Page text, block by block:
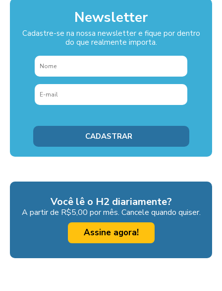
Newsletter
Cadastre-se na nossa newsletter e fique por dentro
do que realmente importa.
Você lê o H2 diariamente?
A partir de R$5,00 por mês. Cancele quando quiser.
Assine agora!